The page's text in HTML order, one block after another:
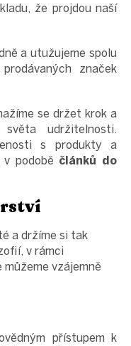
že projdou naší
a utužujeme spolu
značek
se držet krok a
udržitelnosti.
s produkty a
podobě článků do
a držíme si tak
v rámci
vzájemně
přístupem k